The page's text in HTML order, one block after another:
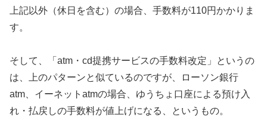
上記以外（休日を含む）の場合、手数料が110円かかりま
す。
そして、「atm・cd提携サービスの手数料改定」というの
は、上のパターンと似ているのですが、ローソン銀行
atm、イーネットatmの場合、ゆうちょ口座による預け入
れ・払戻しの手数料が値上げになる、というもの。